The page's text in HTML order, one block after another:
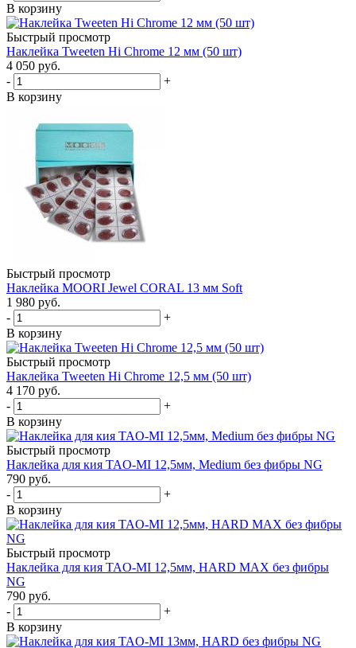
В корзину
Быстрый просмотр
Наклейка Tweeten Hi Chrome 12 мм (50 шт)
4 050 руб.
-
+
В корзину
Быстрый просмотр
Наклейка MOORI Jewel CORAL 13 мм Soft
1 980 руб.
-
+
В корзину
Быстрый просмотр
Наклейка Tweeten Hi Chrome 12,5 мм (50 шт)
4 170 руб.
-
+
В корзину
Быстрый просмотр
Наклейка для кия TAO-MI 12,5мм, Medium без фибры NG
790 руб.
-
+
В корзину
Быстрый просмотр
Наклейка для кия TAO-MI 12,5мм, HARD MAX без фибры
NG
790 руб.
-
+
В корзину